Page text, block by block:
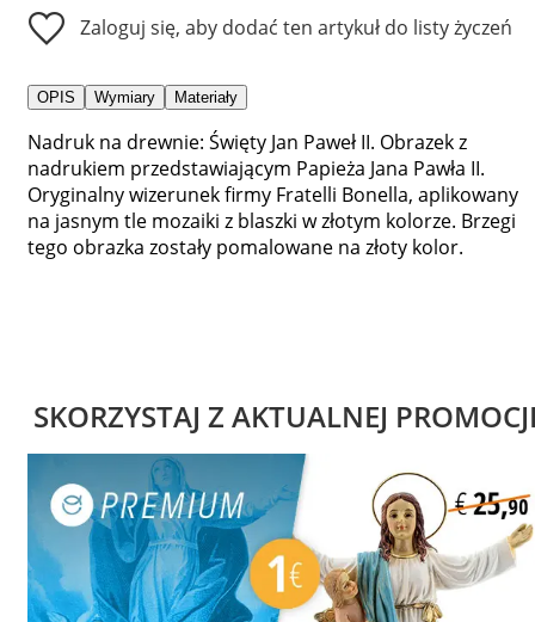
Zaloguj się, aby dodać ten artykuł do listy życzeń
OPIS Wymiary Materiały
Nadruk na drewnie: Święty Jan Paweł II. Obrazek z
nadrukiem przedstawiającym Papieża Jana Pawła II.
Oryginalny wizerunek firmy Fratelli Bonella, aplikowany
na jasnym tle mozaiki z blaszki w złotym kolorze. Brzegi
tego obrazka zostały pomalowane na złoty kolor.
SKORZYSTAJ Z AKTUALNEJ